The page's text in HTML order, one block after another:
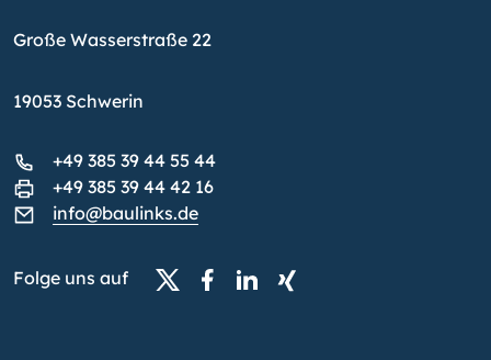
Große Wasserstraße 22
19053 Schwerin
+49 385 39 44 55 44
+49 385 39 44 42 16
info@baulinks.de
Folge uns auf